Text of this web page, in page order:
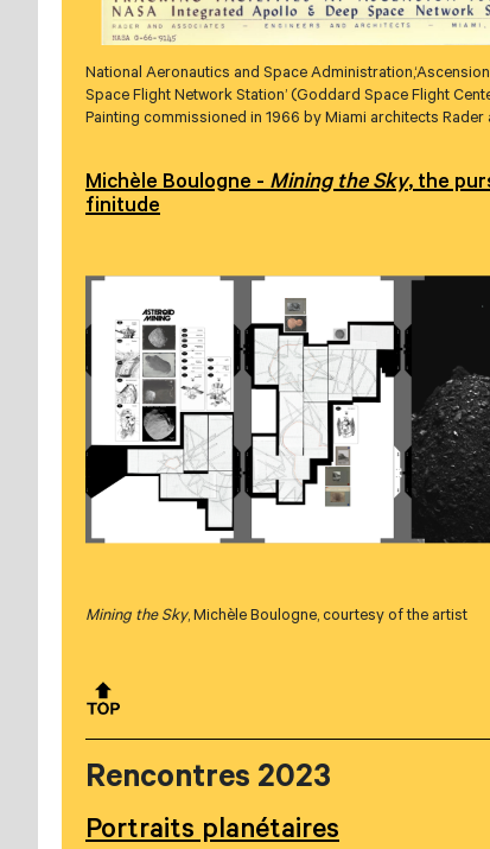
National Aeronautics and Space
Space Flight Network Station’ (Goddard Space Flight
Painting commissioned in 1966 by Miami architects Rader
Michèle Boulogne -Mining the Sky, the
finitude
Mining the Sky, Michèle Boulogne, courtesy of the artist
Rencontres 2023
Portraits planétaires